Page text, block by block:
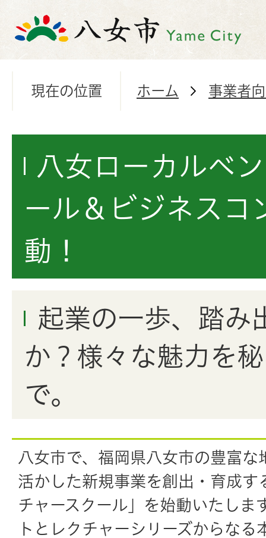
現在の位置 ホーム 事業者
八女ローカルベ
ール＆ビジネスコ
動！
起業の一歩、踏み
か？様々な魅力を
で。
八女市で、福岡県八女市の豊富な
活かした新規事業を創出・育成す
チャースクール」を始動いたしま
トとレクチャーシリーズからなる